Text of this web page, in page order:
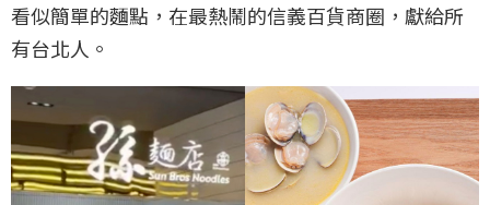
看似簡單的麵點，在最熱鬧的信義百貨商圈，獻給所
有台北人。